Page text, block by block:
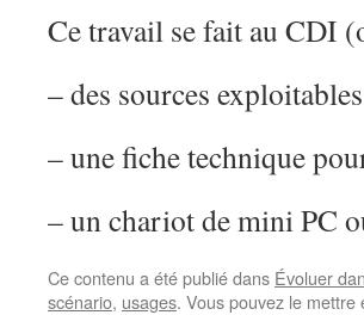
Ce travail se fait au CDI
– des sources
– une fiche technique
– un chariot de mini PC
Ce contenu a été publié dans Évoluer
scénario, usages. Vous pouvez le mettre